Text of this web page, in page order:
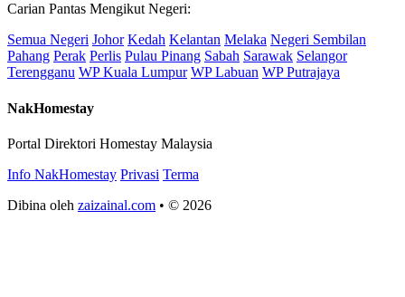
Carian Pantas Mengikut Negeri:
Semua Negeri Johor Kedah Kelantan Melaka Negeri Sembilan
Pahang Perak Perlis Pulau Pinang Sabah Sarawak Selangor
Terengganu WP Kuala Lumpur WP Labuan WP Putrajaya
NakHomestay
Portal Direktori Homestay Malaysia
Info NakHomestay Privasi Terma
Dibina oleh zaizainal.com • © 2026